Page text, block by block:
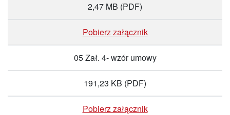
2,47 MB (PDF)
Pobierz załącznik
05 Zał. 4- wzór umowy
191,23 KB (PDF)
Pobierz załącznik